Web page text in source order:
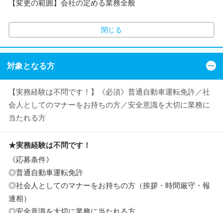
【変更の範囲】会社の定める業務全般
閉じる
対象となる方
【実務経験は不問です！】《必須》普通自動車運転免許／社
会人としてのマナーをお持ちの方／安全意識を大切に業務に
当たれる方
★実務経験は不問です！
《応募条件》
◎普通自動車運転免許
◎社会人としてのマナーをお持ちの方（挨拶・時間厳守・報
連相）
◎安全意識を大切に業務に当たれる方